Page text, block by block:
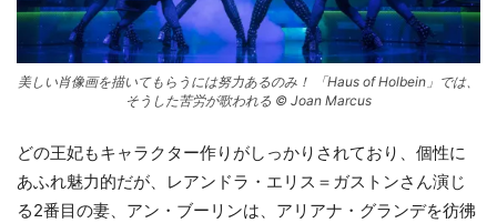
美しい肖像画を描いてもらうには努力あるのみ！ 「Haus of Holbein」では、
そうした苦労が歌われる © Joan Marcus
どの王妃もキャラクター作りがしっかりされており、個性に
あふれ魅力的だが、レアンドラ・エリス＝ガストンさん演じ
る2番目の妻、アン・ブーリンは、アリアナ・グランデを彷彿